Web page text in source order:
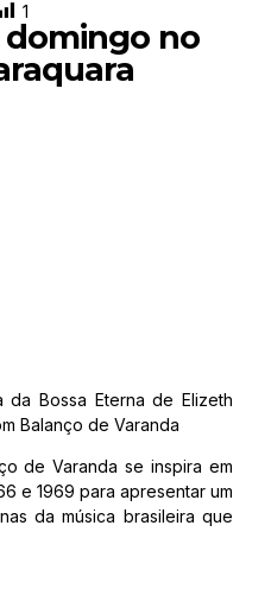
1
no
da Bossa Eterna de Elizeth
Balanço de Varanda
de Varanda se inspira em
e 1969 para apresentar um
da música brasileira que